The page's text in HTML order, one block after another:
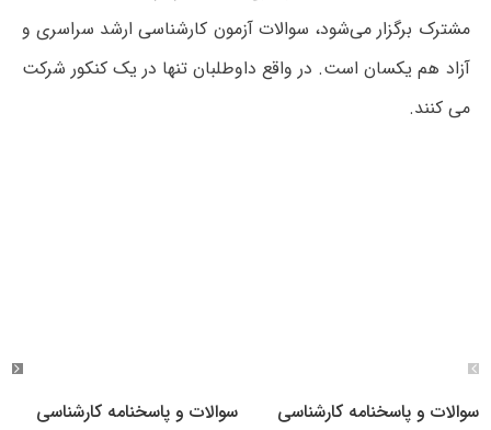
مشترک برگزار می‌شود، سوالات آزمون کارشناسی ارشد سراسری و
آزاد هم یکسان است. در واقع داوطلبان تنها در یک کنکور شرکت
می کنند.
سوالات و پاسخنامه کارشناسی
سوالات و پاسخنامه کارشناسی